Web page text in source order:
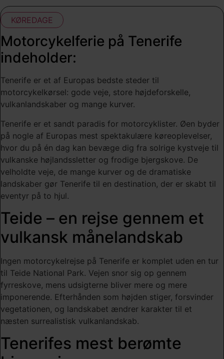
KØREDAGE
Motorcykelferie på Tenerife
indeholder:
Tenerife er et af Europas bedste steder til
motorcykelkørsel: gode veje, store højdeforskelle,
vulkanlandskaber og mange kurver.
Tenerife er et sandt paradis for motorcyklister. Øen byder
på nogle af Europas mest spektakulære køreoplevelser,
hvor du på én dag kan bevæge dig fra solrige kystveje til
vulkanske højlandssletter og frodige bjergskove. De
velholdte veje, de mange kurver og de dramatiske
landskaber gør Tenerife til en destination, der er skabt til
eventyr på to hjul.
Teide – en rejse gennem et
vulkansk månelandskab
Ingen motorcykelrejse på Tenerife er komplet uden en tur
til Teide National Park. Vejen snor sig op gennem
fyrreskove, mens udsigterne bliver mere og mere
imponerende. Efterhånden som højden stiger, forsvinder
vegetationen, og landskabet ændrer karakter til et
næsten surrealistisk vulkanlandskab.
Tenerifes mest berømte